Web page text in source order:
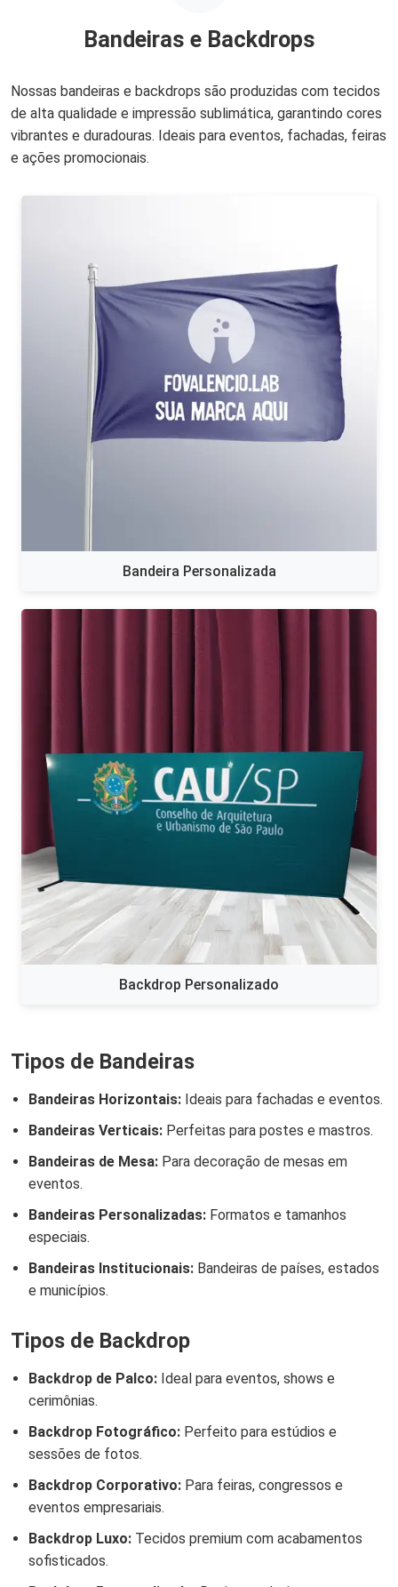
Bandeiras e Backdrops
Nossas bandeiras e backdrops são produzidas com tecidos
de alta qualidade e impressão sublimática, garantindo cores
vibrantes e duradouras. Ideais para eventos, fachadas, feiras
e ações promocionais.
Bandeira Personalizada
Backdrop Personalizado
Tipos de Bandeiras
Bandeiras Horizontais: Ideais para fachadas e eventos.
Bandeiras Verticais: Perfeitas para postes e mastros.
Bandeiras de Mesa: Para decoração de mesas em
eventos.
Bandeiras Personalizadas: Formatos e tamanhos
especiais.
Bandeiras Institucionais: Bandeiras de países, estados
e municípios.
Tipos de Backdrop
Backdrop de Palco: Ideal para eventos, shows e
cerimônias.
Backdrop Fotográfico: Perfeito para estúdios e
sessões de fotos.
Backdrop Corporativo: Para feiras, congressos e
eventos empresariais.
Backdrop Luxo: Tecidos premium com acabamentos
sofisticados.